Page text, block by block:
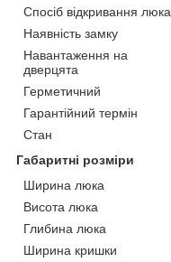
Спосіб відкривання люка
Наявність замку
Навантаження на
дверцята
Герметичний
Гарантійний термін
Стан
Габаритні розміри
Ширина люка
Висота люка
Глибина люка
Ширина кришки